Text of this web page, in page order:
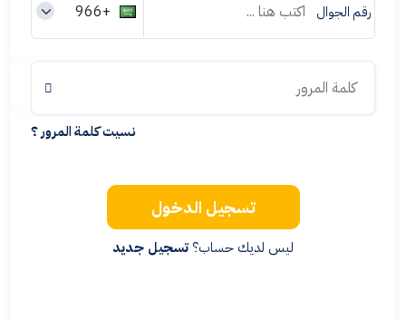
رقم الجوال
نسيت كلمة المرور ؟
تسجيل الدخول
ليس لديك حساب؟ تسجيل جديد